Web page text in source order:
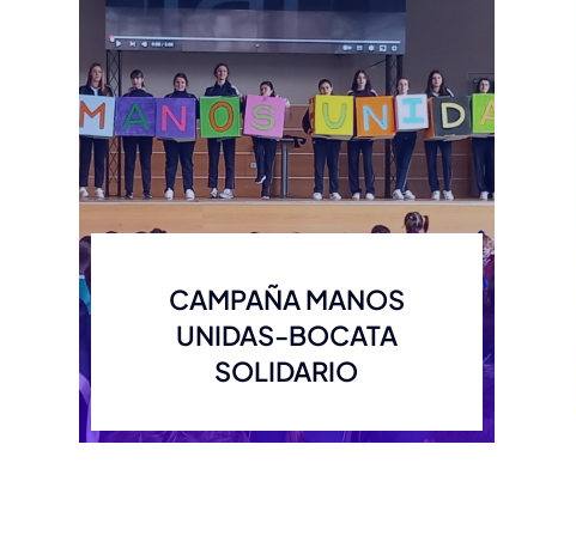
CAMPAÑA MANOS
UNIDAS-BOCATA
SOLIDARIO